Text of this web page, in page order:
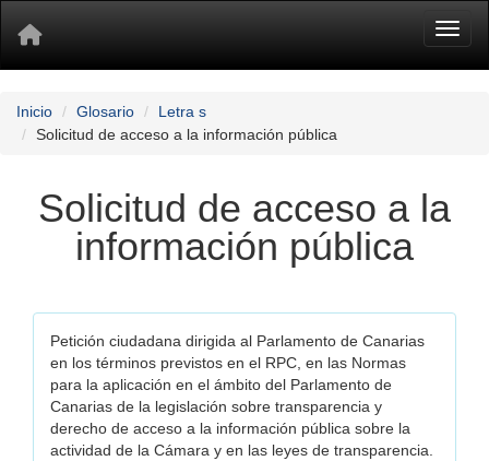
Inicio Glosario
Letra s
Solicitud de acceso a la información pública
Solicitud de acceso a la
información pública
Petición ciudadana dirigida al Parlamento de Canarias
en los términos previstos en el RPC, en las Normas
para la aplicación en el ámbito del Parlamento de
Canarias de la legislación sobre transparencia y
derecho de acceso a la información pública sobre la
actividad de la Cámara y en las leyes de transparencia.